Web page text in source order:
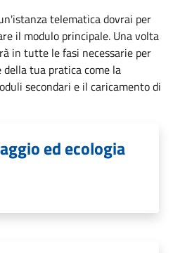
telematica dovrai per
il modulo principale. Una volta
in tutte le fasi necessarie per
tua pratica come la
secondari e il caricamento di
ed ecologia